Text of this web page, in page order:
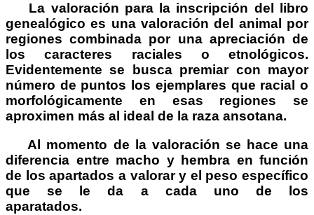
La valoración para la inscripción del libro
genealógico es una valoración del animal por
regiones combinada por una apreciación de
los caracteres raciales o etnológicos.
Evidentemente se busca premiar con mayor
número de puntos los ejemplares que racial o
morfológicamente en esas regiones se
aproximen más al ideal de la raza ansotana.
Al momento de la valoración se hace una
diferencia entre macho y hembra en función
de los apartados a valorar y el peso específico
que se le da a cada uno de los
aparatados.